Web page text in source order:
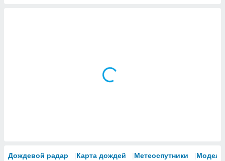
Дождевой радар Карта дождей Метеоспутники Модели